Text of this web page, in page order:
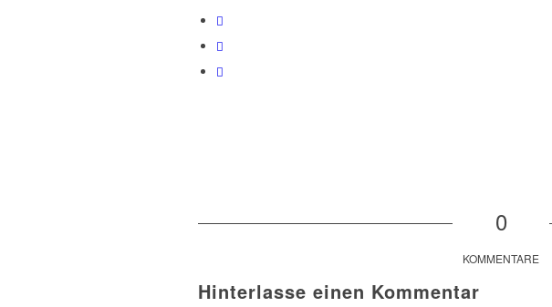
0
KOMMENTARE
Hinterlasse einen Kommentar